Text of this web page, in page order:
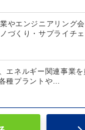
業やエンジニアリング
づくり・サプライチ
エネルギー関連事業
種プラントや…